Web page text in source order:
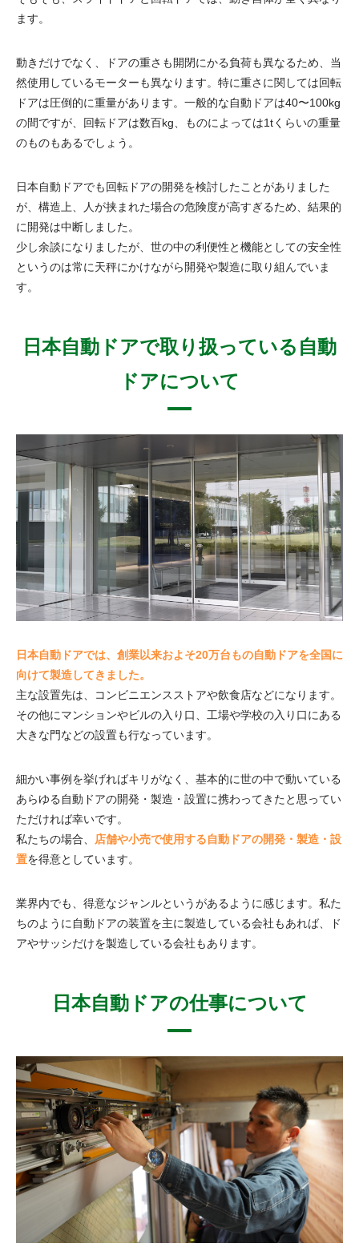
ます。
動きだけでなく、ドアの重さも開閉にかる負荷も異なるため、当
然使用しているモーターも異なります。特に重さに関しては回転
ドアは圧倒的に重量があります。一般的な自動ドアは40〜100kg
の間ですが、回転ドアは数百kg、ものによっては1tくらいの重量
のものもあるでしょう。
日本自動ドアでも回転ドアの開発を検討したことがありました
が、構造上、人が挟まれた場合の危険度が高すぎるため、結果的
に開発は中断しました。
少し余談になりましたが、世の中の利便性と機能としての安全性
というのは常に天秤にかけながら開発や製造に取り組んでいま
す。
日本自動ドアで取り扱っている自動
ドアについて
日本自動ドアでは、創業以来およそ20万台もの自動ドアを全国に
向けて製造してきました。
主な設置先は、コンビニエンスストアや飲食店などになります。
その他にマンションやビルの入り口、工場や学校の入り口にある
大きな門などの設置も行なっています。
細かい事例を挙げればキリがなく、基本的に世の中で動いている
あらゆる自動ドアの開発・製造・設置に携わってきたと思ってい
ただければ幸いです。
私たちの場合、
店舗や小売で使用する自動ドアの開発・製造・設
置を得意としています。
業界内でも、得意なジャンルというがあるように感じます。私た
ちのように自動ドアの装置を主に製造している会社もあれば、ド
アやサッシだけを製造している会社もあります。
日本自動ドアの仕事について